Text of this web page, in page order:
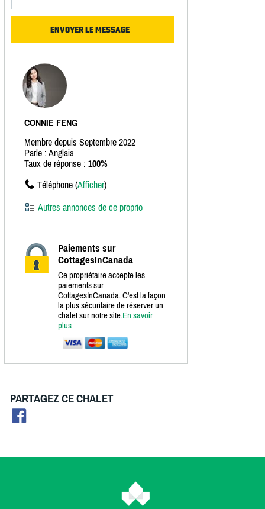
CONNIE FENG
Membre depuis Septembre 2022
Parle : Anglais
Taux de réponse : 100%
Téléphone (Afficher)
Autres annonces de ce proprio
Paiements sur
CottagesInCanada
Ce propriétaire accepte les
paiements sur
CottagesInCanada. C'est la façon
la plus sécuritaire de réserver un
chalet sur notre site.En savoir
plus
PARTAGEZ CE CHALET